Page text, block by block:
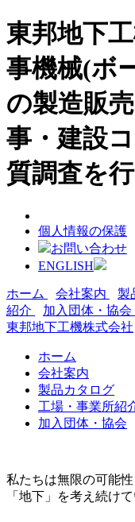
東邦地下
事機械(ボ
の製造販
事・建設
質調査を
個人情報の保護
お問い合わせ
ENGLISH
ホーム 会社案内 製
紹介
加入団体・協会
東邦地下工機株式会社
ホーム
会社案内
製品カタログ
工場・事業所紹
加入団体・協会
私たちは無限の可能
「地下」を考え続けて